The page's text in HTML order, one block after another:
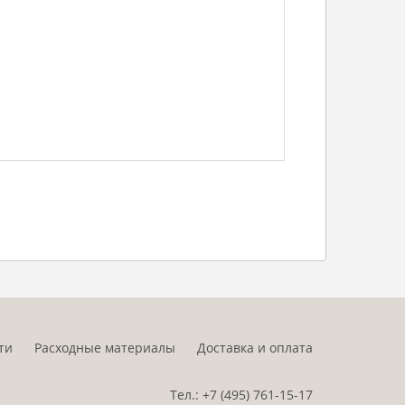
Расходные материалы Доставка и оплата
Тел.: +7 (495) 761-15-17